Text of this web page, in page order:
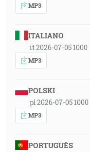
MP3
ITALIANO
it 2026-07-05 1000
MP3
POLSKI
pl 2026-07-05 1000
MP3
PORTUGUÊS